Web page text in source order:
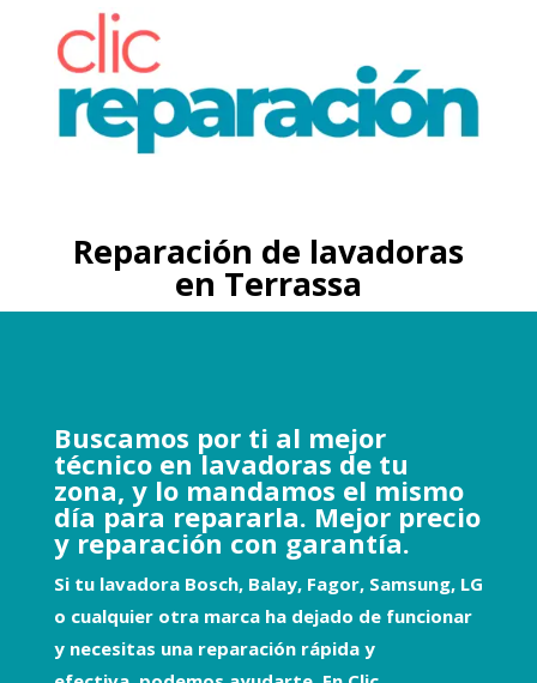
Reparación de lavadoras
en Terrassa
Buscamos por ti al mejor
técnico en lavadoras de tu
zona, y lo mandamos el mismo
día para repararla. Mejor precio
y reparación con garantía.
Si tu lavadora Bosch, Balay, Fagor, Samsung, LG
o cualquier otra marcaha dejado de funcionar
y necesitas una reparación rápida y